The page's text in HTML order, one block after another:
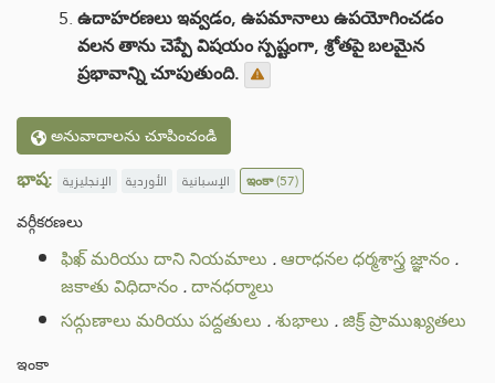
ఉదాహరణలు ఇవ్వడం, ఉపమానాలు ఉపయోగించడం
వలన తాను చెప్పే విషయం స్పష్టంగా, శ్రోతపై బలమైన
ప్రభావాన్ని చూపుతుంది.
అనువాదాలను చూపించండి
భాష: الإنجليزية الأوردية الإسبانية ఇంకా(57)
వర్గీకరణలు
ఫిఖ్ మరియు దాని నియమాలు .ఆరాధనల ధర్మశాస్త్ర జ్ఞానం.
జకాతు విధిదానం.దానధర్మాలు
సద్గుణాలు మరియు పద్దతులు .శుభాలు .జిక్ర్ ప్రాముఖ్యతలు
ఇంకా